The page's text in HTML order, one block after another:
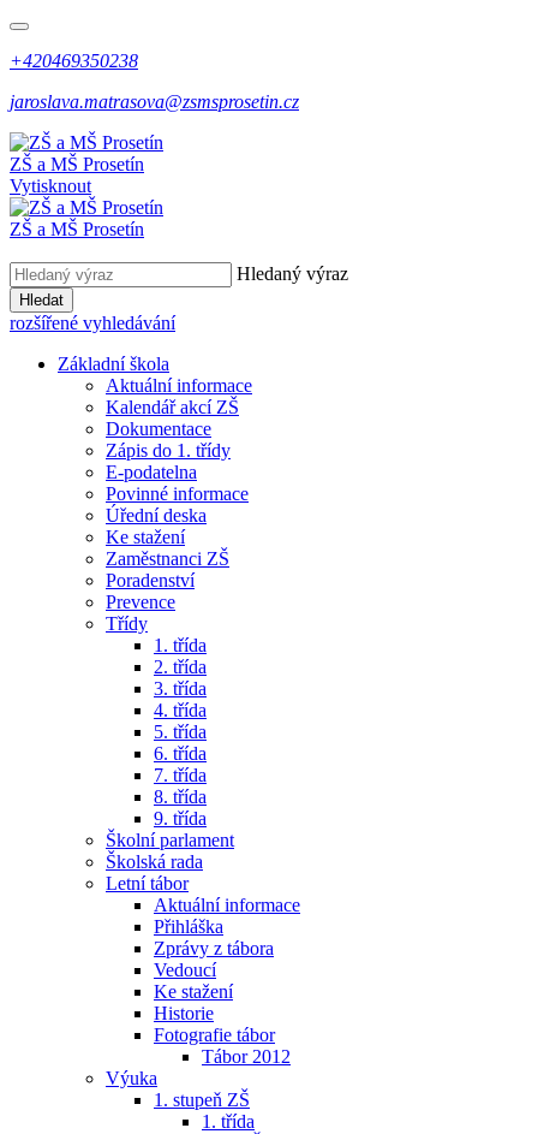
+420469350238
jaroslava.matrasova@zsmsprosetin.cz
ZŠ a MŠ Prosetín
Vytisknout
ZŠ a MŠ Prosetín
Hledaný výraz
Hledat
rozšířené vyhledávání
Základní škola
Aktuální informace
Kalendář akcí ZŠ
Dokumentace
Zápis do 1. třídy
E-podatelna
Povinné informace
Úřední deska
Ke stažení
Zaměstnanci ZŠ
Poradenství
Prevence
Třídy
1. třída
2. třída
3. třída
4. třída
5. třída
6. třída
7. třída
8. třída
9. třída
Školní parlament
Školská rada
Letní tábor
Aktuální informace
Přihláška
Zprávy z tábora
Vedoucí
Ke stažení
Historie
Fotografie tábor
Tábor 2012
Výuka
1. stupeň ZŠ
1. třída